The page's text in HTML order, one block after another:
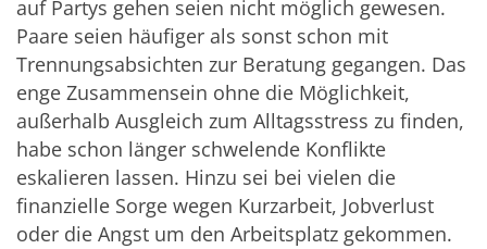
auf Partys gehen seien nicht möglich gewesen.
Paare seien häufiger als sonst schon mit
Trennungsabsichten zur Beratung gegangen. Das
enge Zusammensein ohne die Möglichkeit,
außerhalb Ausgleich zum Alltagsstress zu finden,
habe schon länger schwelende Konflikte
eskalieren lassen. Hinzu sei bei vielen die
finanzielle Sorge wegen Kurzarbeit, Jobverlust
oder die Angst um den Arbeitsplatz gekommen.